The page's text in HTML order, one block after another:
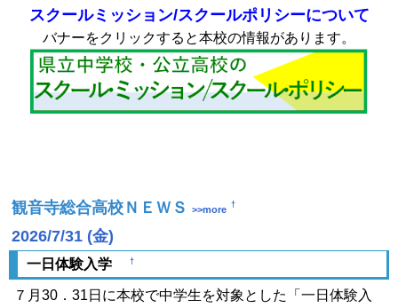
スクールミッション/スクールポリシーについて
バナーをクリックすると本校の情報があります。
観音寺総合高校ＮＥＷＳ >>more †
2026/7/31 (金)
一日体験入学 †
７月30．31日に本校で中学生を対象とした「一日体験入